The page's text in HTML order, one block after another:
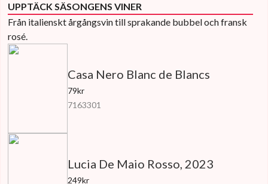
UPPTÄCK SÄSONGENS VINER
Från italienskt årgångsvin till sprakande bubbel och fransk
rosé.
Casa Nero Blanc de Blancs
79kr
7163301
Lucia De Maio Rosso, 2023
249kr